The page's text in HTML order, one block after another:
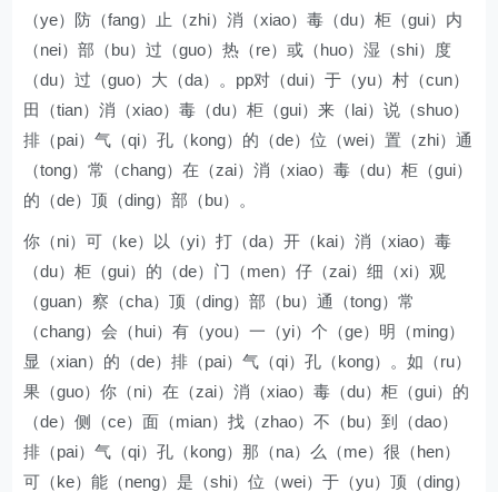
（ye）防（fang）止（zhi）消（xiao）毒（du）柜（gui）内
（nei）部（bu）过（guo）热（re）或（huo）湿（shi）度
（du）过（guo）大（da）。pp对（dui）于（yu）村（cun）
田（tian）消（xiao）毒（du）柜（gui）来（lai）说（shuo）
排（pai）气（qi）孔（kong）的（de）位（wei）置（zhi）通
（tong）常（chang）在（zai）消（xiao）毒（du）柜（gui）
的（de）顶（ding）部（bu）。
你（ni）可（ke）以（yi）打（da）开（kai）消（xiao）毒
（du）柜（gui）的（de）门（men）仔（zai）细（xi）观
（guan）察（cha）顶（ding）部（bu）通（tong）常
（chang）会（hui）有（you）一（yi）个（ge）明（ming）
显（xian）的（de）排（pai）气（qi）孔（kong）。如（ru）
果（guo）你（ni）在（zai）消（xiao）毒（du）柜（gui）的
（de）侧（ce）面（mian）找（zhao）不（bu）到（dao）
排（pai）气（qi）孔（kong）那（na）么（me）很（hen）
可（ke）能（neng）是（shi）位（wei）于（yu）顶（ding）